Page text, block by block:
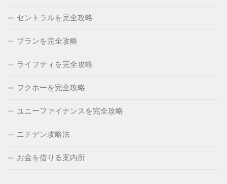
セントラルを完全攻略
プランを完全攻略
ライフティを完全攻略
フクホーを完全攻略
ユニーファイナンスを完全攻略
ニチデン攻略法
お金を借りる案内所